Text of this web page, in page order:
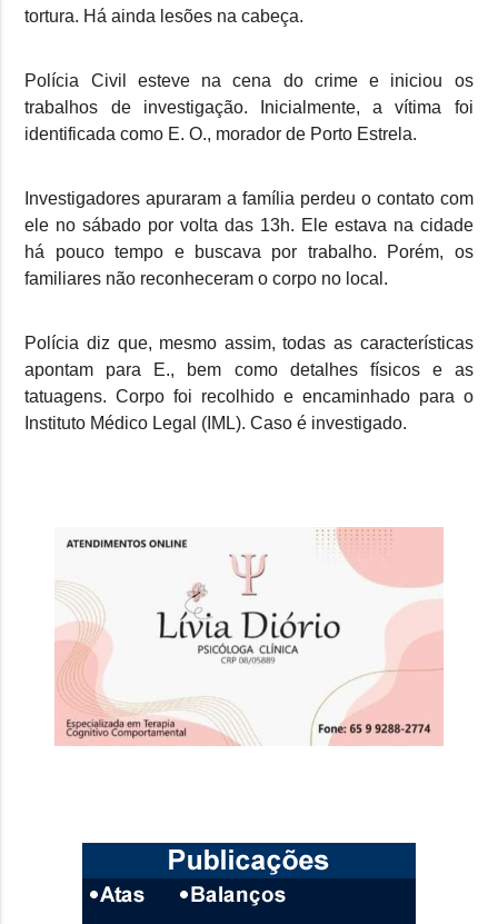
tortura. Há ainda lesões na cabeça.
Polícia Civil esteve na cena do crime e iniciou os
trabalhos de investigação. Inicialmente, a vítima foi
identificada como E. O., morador de Porto Estrela.
Investigadores apuraram a família perdeu o contato com
ele no sábado por volta das 13h. Ele estava na cidade
há pouco tempo e buscava por trabalho. Porém, os
familiares não reconheceram o corpo no local.
Polícia diz que, mesmo assim, todas as características
apontam para E., bem como detalhes físicos e as
tatuagens. Corpo foi recolhido e encaminhado para o
Instituto Médico Legal (IML). Caso é investigado.